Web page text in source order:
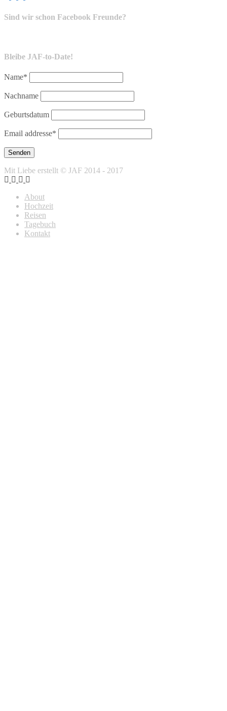
Sind wir schon Facebook Freunde?
Bleibe JAF-to-Date!
Name*
Nachname
Geburtsdatum
Email addresse*
Mit Liebe erstellt © JAF 2014 - 2017
About
Hochzeit
Reisen
Tagebuch
Kontakt